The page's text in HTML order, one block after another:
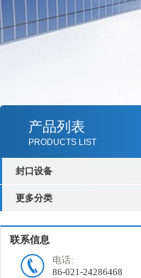
产品列表
PRODUCTS LIST
封口设备
更多分类
联系信息
电话:
86-021-24286468